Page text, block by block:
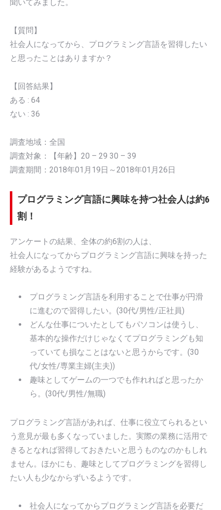
聞いてみました。
【質問】
社会人になってから、プログラミング言語を習得したい
と思ったことはありますか？
【回答結果】
ある : 64
ない : 36
調査地域：全国
調査対象：【年齢】20 – 29 30 – 39
調査期間：2018年01月19日～2018年01月26日
プログラミング言語に興味を持つ社会人は約6
割！
アンケートの結果、全体の約6割の人は、
社会人になってからプログラミング言語に興味を持った
経験があるようですね。
プログラミング言語を利用することで仕事が円滑
に進むので習得したい。(30代/男性/正社員)
どんな仕事についたとしてもパソコンは使うし、
基本的な操作だけじゃなくてプログラミングも知
っていても損なことはないと思うからです。(30
代/女性/専業主婦(主夫))
趣味としてゲームの一つでも作れればと思ったか
ら。(30代/男性/無職)
プログラミング言語があれば、仕事に役立てられるとい
う意見が最も多くなっていました。実際の業務に活用で
きるとなれば習得しておきたいと思うものなのかもしれ
ません。ほかにも、趣味としてプログラミングを習得し
たい人も少なからずいるようです。
社会人になってからプログラミング言語を必要だ